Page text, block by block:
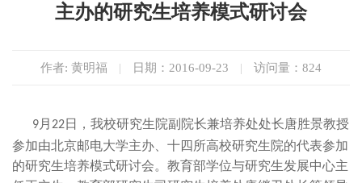
主办的研究生培养模式研讨会
作者: 黄明福 | 日期：2016-09-23 | 访问量： 824
9月 22日，我校研究生院副院长兼培养处处长唐胜景教授
参加由北京邮电大学主办、十四所高校研究生院的代表参加
的研究生培养模式研讨会。教育部学位与研究生发展中心主